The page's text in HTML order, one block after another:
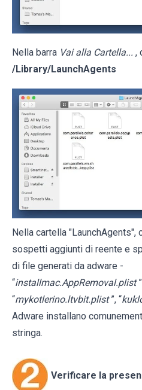
Nella barra Vai alla Cartella... ,
/Library/LaunchAgents
Nella cartella "LaunchAgents",
sospetti aggiunti di reente e
di file generati da adware -
“installmac.AppRemoval.plist
“mykotlerino.ltvbit.plist ”, “
Adware installano
stringa.
Verificare la